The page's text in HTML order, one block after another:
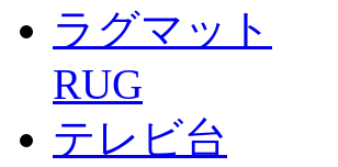
ラグマット
RUG
テレビ台